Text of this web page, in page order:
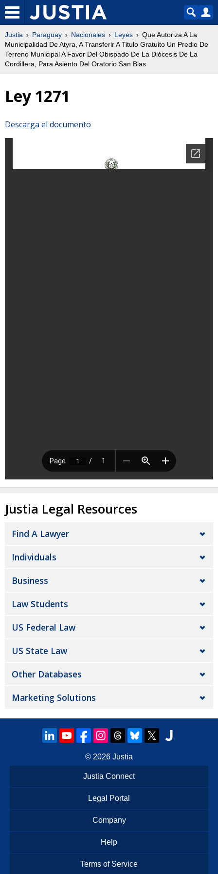
Justia Paraguay Nacionales Leyes
Que Autoriza A La
Municipalidad De Atyra, A Transferir A Titulo Gratuito Un Predio De
Terreno Municipal A Favor Del Obispado De La Diócesis De La
Cordillera, Para Asiento Del Oratorio San Blas
Ley 1271
Descarga el documento
Justia Legal Resources
Find A Lawyer
Individuals
Business
Law Students
US Federal Law
US State Law
Other Databases
Marketing Solutions
© 2026 Justia
Justia Connect
Legal Portal
Company
Help
Terms of Service